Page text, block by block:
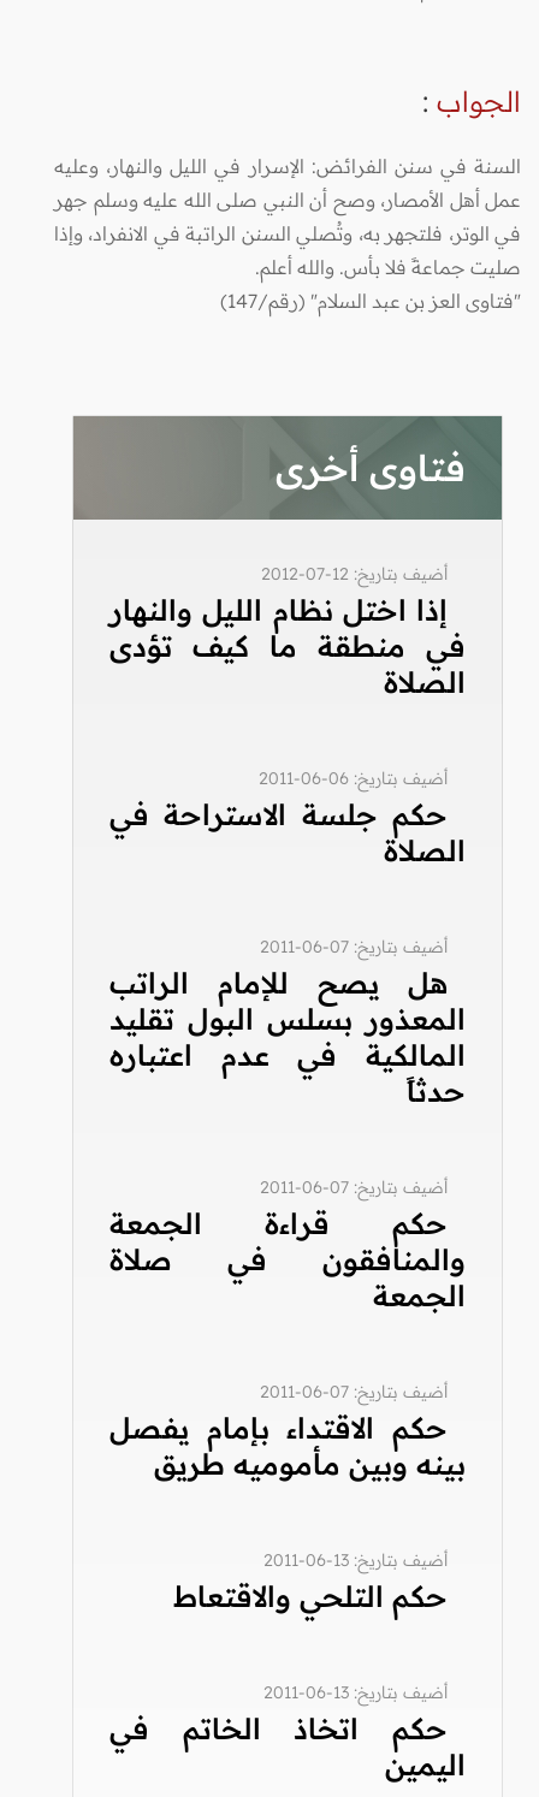
الجواب :
السنة في سنن الفرائض: الإسرار في الليل والنهار، وعليه
عمل أهل الأمصار، وصح أن النبي صلى الله عليه وسلم جهر
في الوتر، فلتجهر به، وتُصلي السنن الراتبة في الانفراد، وإذا
صليت جماعةً فلا بأس. والله أعلم.
"فتاوى العز بن عبد السلام" (رقم/147)
فتاوى أخرى
أضيف بتاريخ: 12-07-2012
إذا اختل نظام الليل والنهار
في منطقة ما كيف تؤدى
الصلاة
أضيف بتاريخ: 06-06-2011
حكم جلسة الاستراحة في
الصلاة
أضيف بتاريخ: 07-06-2011
هل يصح للإمام الراتب
المعذور بسلس البول تقليد
المالكية في عدم اعتباره
حدثاً
أضيف بتاريخ: 07-06-2011
حكم قراءة الجمعة
والمنافقون في صلاة
الجمعة
أضيف بتاريخ: 07-06-2011
حكم الاقتداء بإمام يفصل
بينه وبين مأموميه طريق
أضيف بتاريخ: 13-06-2011
حكم التلحي والاقتعاط
أضيف بتاريخ: 13-06-2011
حكم اتخاذ الخاتم في
اليمين